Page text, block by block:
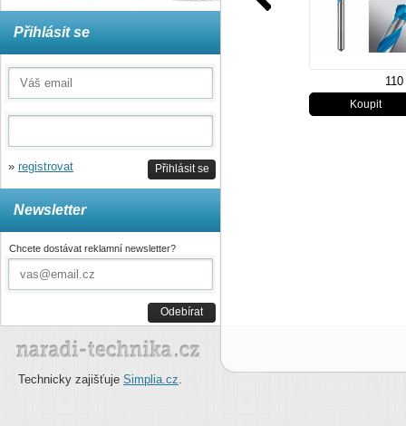
Přihlásit se
Přihlásit se
» registrovat
Newsletter
Chcete dostávat reklamní newsletter?
Odebírat
Technicky zajišťuje Simplia.cz.